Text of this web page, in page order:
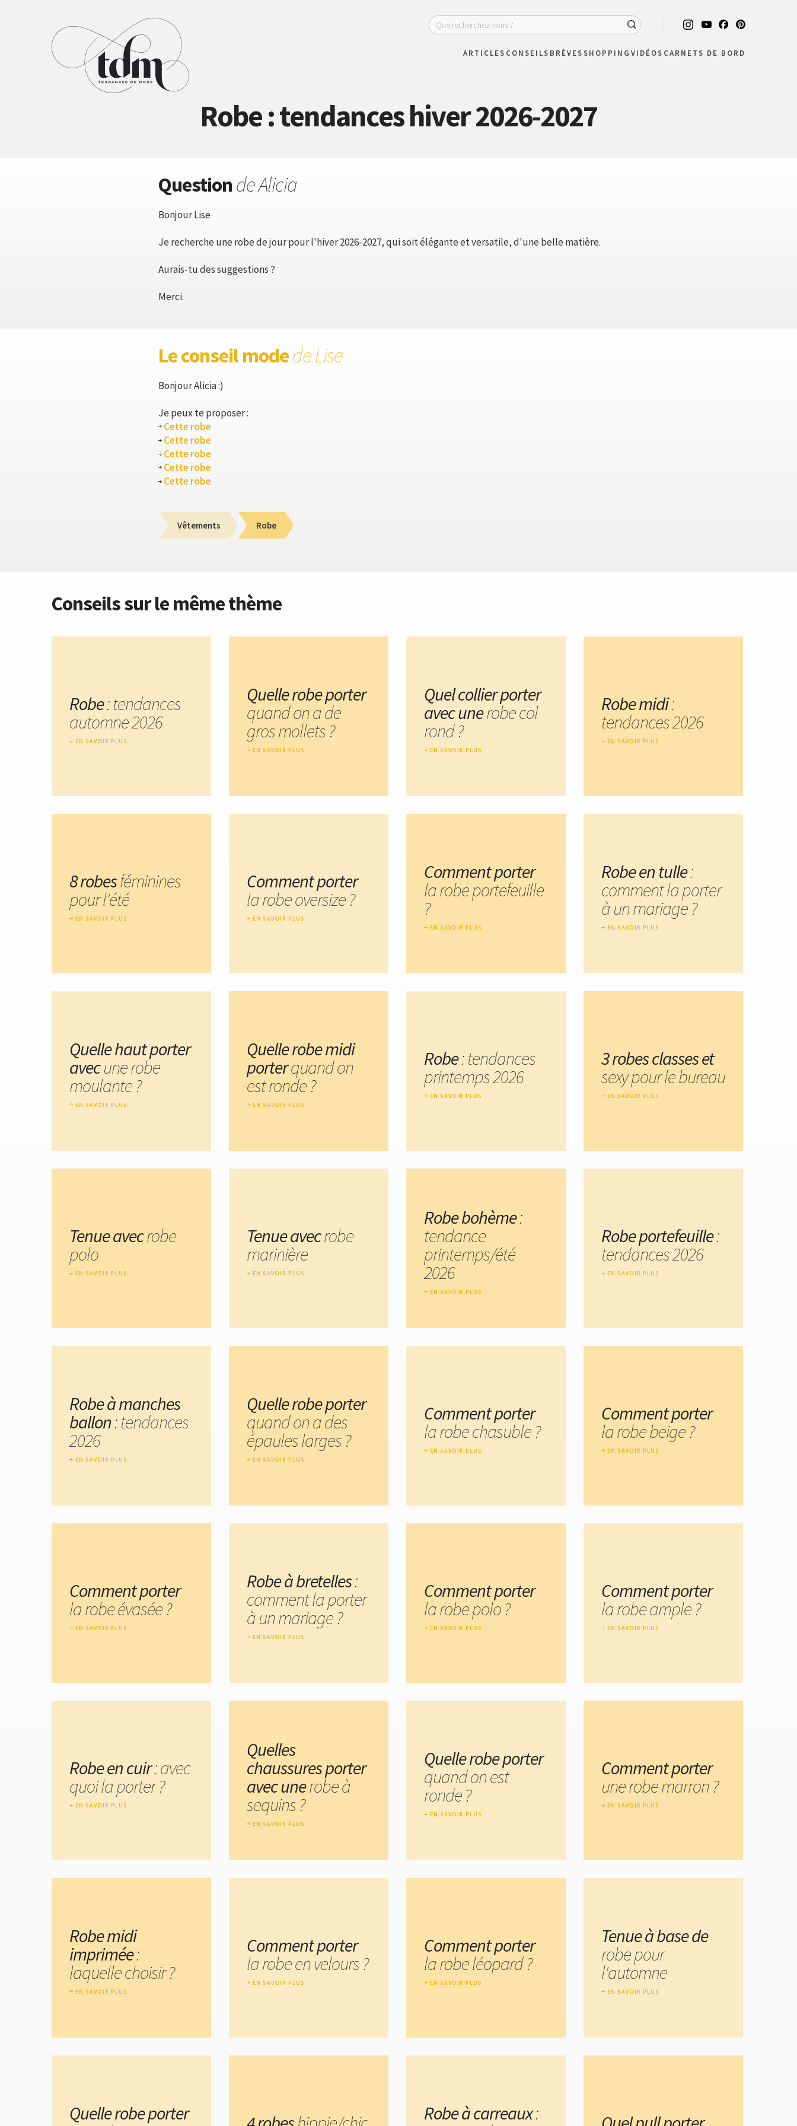
ARTICLES CONSEILS BRÈVESSHOPPING VIDÉOS CARNETS DE BORD
Robe : tendances hiver 2026-2027
Questionde Alicia
Bonjour Lise
Je recherche une robe de jour pour l'hiver 2026-2027, qui soit élégante et versatile, d'une belle matière.
Aurais-tu des suggestions ?
Merci.
Le conseil modede Lise
Bonjour Alicia :)
Je peux te proposer :
Cette robe
Cette robe
Cette robe
Cette robe
Cette robe
Vêtements Robe
Conseils sur le même thème
Robe: tendances
automne 2026
EN SAVOIR PLUS
Quelle robe porter
quand on a de
gros mollets ?
EN SAVOIR PLUS
Quel collier porter
avec unerobe col
rond ?
EN SAVOIR PLUS
Robe midi:
tendances 2026
EN SAVOIR PLUS
8 robesféminines
pour l'été
EN SAVOIR PLUS
Comment porter
la robe oversize ?
EN SAVOIR PLUS
Comment porter
la robe portefeuille
?
EN SAVOIR PLUS
Robe en tulle:
comment la porter
à un mariage ?
EN SAVOIR PLUS
Quelle haut porter
avecune robe
moulante ?
EN SAVOIR PLUS
Quelle robe midi
porterquand on
est ronde ?
EN SAVOIR PLUS
Robe: tendances
printemps 2026
EN SAVOIR PLUS
3 robes classes et
sexy pour le bureau
EN SAVOIR PLUS
Tenue avecrobe
polo
EN SAVOIR PLUS
Tenue avecrobe
marinière
EN SAVOIR PLUS
Robe bohème:
tendance
printemps/été
2026
EN SAVOIR PLUS
Robe portefeuille:
tendances 2026
EN SAVOIR PLUS
Robe à manches
ballon: tendances
2026
EN SAVOIR PLUS
Quelle robe porter
quand on a des
épaules larges ?
EN SAVOIR PLUS
Comment porter
la robe chasuble ?
EN SAVOIR PLUS
Comment porter
la robe beige ?
EN SAVOIR PLUS
Comment porter
la robe évasée ?
EN SAVOIR PLUS
Robe à bretelles:
comment la porter
à un mariage ?
EN SAVOIR PLUS
Comment porter
la robe polo ?
EN SAVOIR PLUS
Comment porter
la robe ample ?
EN SAVOIR PLUS
Robe en cuir: avec
quoi la porter ?
EN SAVOIR PLUS
Quelles
chaussures porter
avec unerobe à
sequins ?
EN SAVOIR PLUS
Quelle robe porter
quand on est
ronde ?
EN SAVOIR PLUS
Comment porter
une robe marron ?
EN SAVOIR PLUS
Robe midi
imprimée:
laquelle choisir ?
EN SAVOIR PLUS
Comment porter
la robe en velours ?
EN SAVOIR PLUS
Comment porter
la robe léopard ?
EN SAVOIR PLUS
Tenue à base de
robe pour
l'automne
EN SAVOIR PLUS
Quelle robe porter
Robe à carreaux: